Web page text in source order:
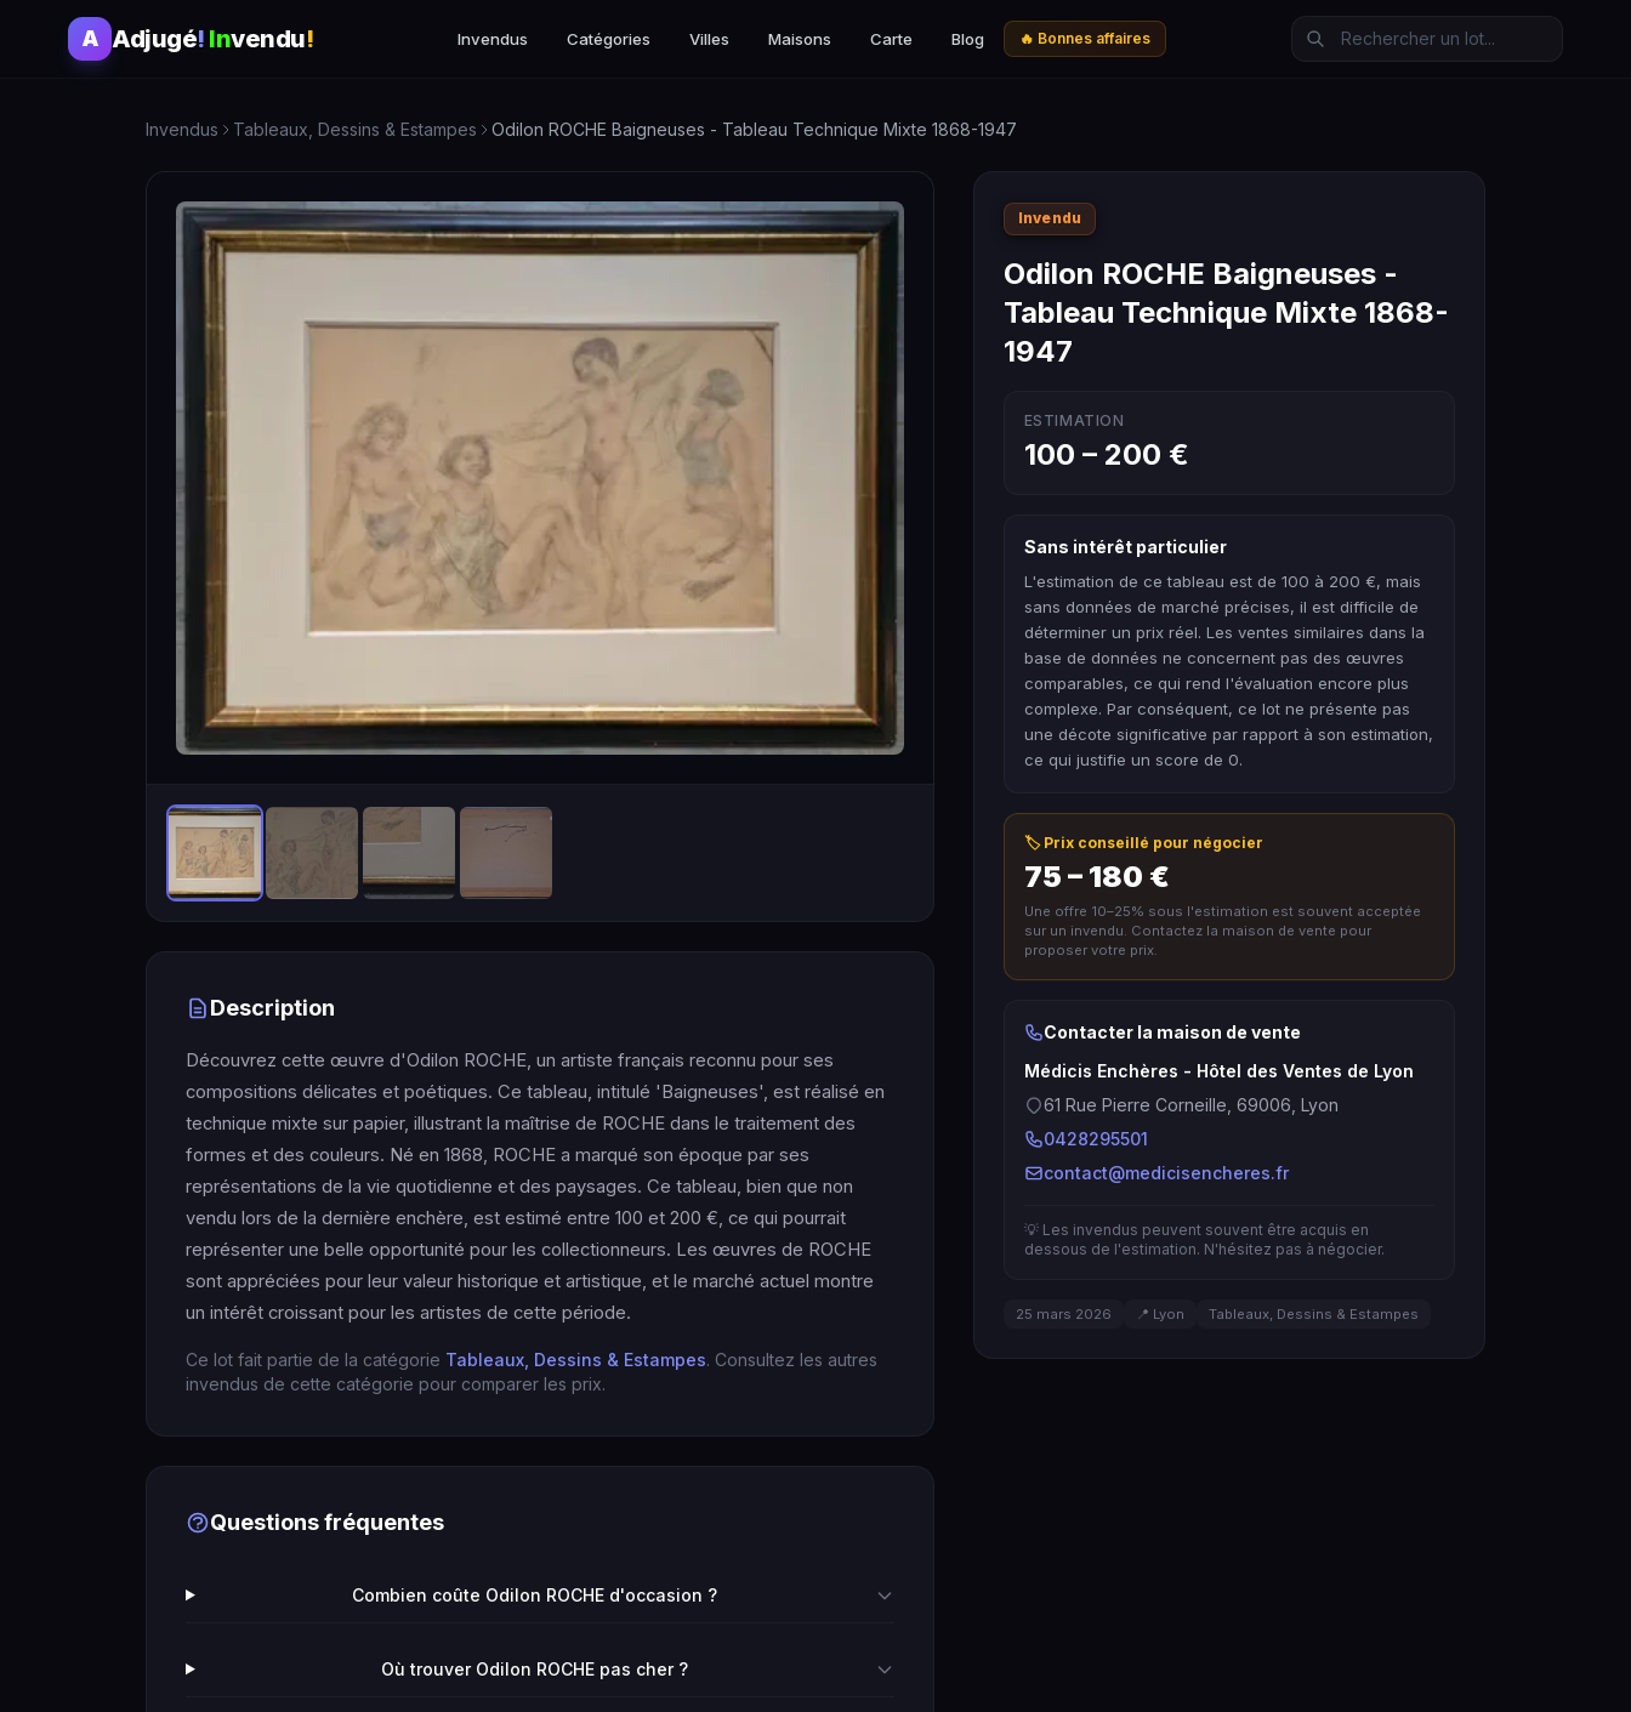
A Adjugé! Invendu! Invendus Catégories Villes Maisons Carte Blog 🔥 Bonnes affaires
Invendus Tableaux, Dessins & Estampes Odilon ROCHE Baigneuses - Tableau Technique Mixte 1868-1947
Description
Découvrez cette œuvre d'Odilon ROCHE, un artiste français reconnu pour ses
compositions délicates et poétiques. Ce tableau, intitulé 'Baigneuses', est réalisé en
technique mixte sur papier, illustrant la maîtrise de ROCHE dans le traitement des
formes et des couleurs. Né en 1868, ROCHE a marqué son époque par ses
représentations de la vie quotidienne et des paysages. Ce tableau, bien que non
vendu lors de la dernière enchère, est estimé entre 100 et 200 €, ce qui pourrait
représenter une belle opportunité pour les collectionneurs. Les œuvres de ROCHE
sont appréciées pour leur valeur historique et artistique, et le marché actuel montre
un intérêt croissant pour les artistes de cette période.
Ce lot fait partie de la catégorie Tableaux, Dessins & Estampes. Consultez les autres
invendus de cette catégorie pour comparer les prix.
Questions fréquentes
Combien coûte Odilon ROCHE d'occasion ?
Où trouver Odilon ROCHE pas cher ?
Invendu
Odilon ROCHE Baigneuses -
Tableau Technique Mixte 1868-
1947
ESTIMATION
100 – 200 €
Sans intérêt particulier
L'estimation de ce tableau est de 100 à 200 €, mais
sans données de marché précises, il est difficile de
déterminer un prix réel. Les ventes similaires dans la
base de données ne concernent pas des œuvres
comparables, ce qui rend l'évaluation encore plus
complexe. Par conséquent, ce lot ne présente pas
une décote significative par rapport à son estimation,
ce qui justifie un score de 0.
🏷️ Prix conseillé pour négocier
75 – 180 €
Une offre 10–25% sous l'estimation est souvent acceptée
sur un invendu. Contactez la maison de vente pour
proposer votre prix.
Contacter la maison de vente
Médicis Enchères - Hôtel des Ventes de Lyon
61 Rue Pierre Corneille, 69006, Lyon
0428295501
contact@medicisencheres.fr
💡 Les invendus peuvent souvent être acquis en
dessous de l'estimation. N'hésitez pas à négocier.
25 mars 2026 📍 Lyon Tableaux, Dessins & Estampes